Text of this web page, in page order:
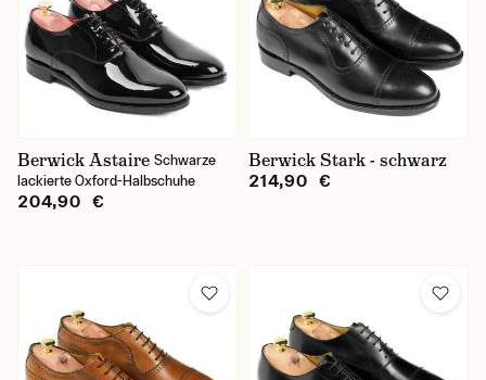
Berwick Astaire Schwarze
lackierte Oxford-Halbschuhe
204,90 €
Berwick Stark - schwarz
214,90 €